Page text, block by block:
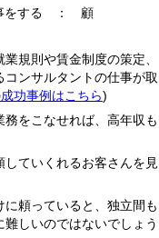
事をする ： 顧
規則や賃金制度の策定、
ンサルタントの仕事が取
功事例はこちら)
をこなせれば、高年収も
ていくれるお客さんを見
頼っていると、独立間も
しいのではないでしょう